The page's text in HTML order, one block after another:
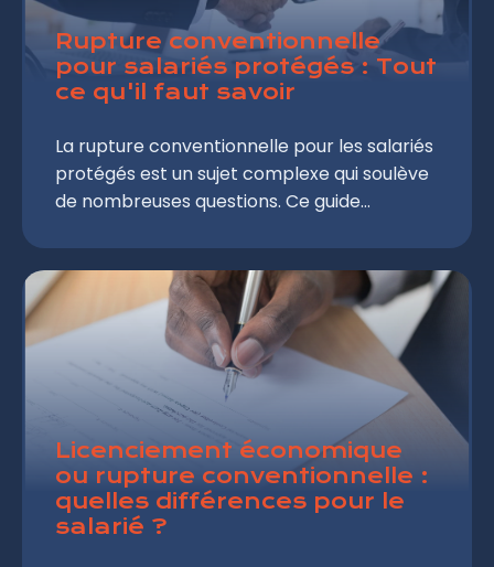
Rupture conventionnelle
pour salariés protégés : Tout
ce qu'il faut savoir
La rupture conventionnelle pour les salariés
protégés est un sujet complexe qui soulève
de nombreuses questions. Ce guide
de cette procédure, vos droits et les étapes
à suivre pour négocier au mieux votre
départ.
Licenciement économique
ou rupture conventionnelle :
quelles différences pour le
salarié ?